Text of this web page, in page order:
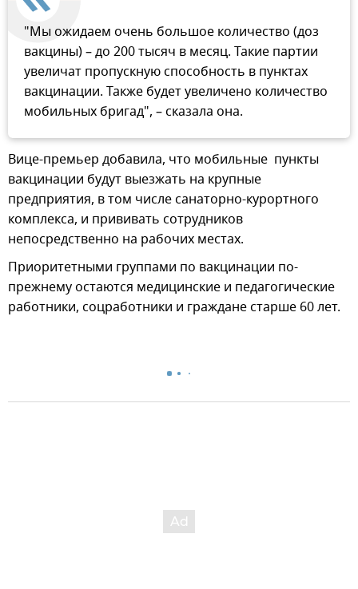
"Мы ожидаем очень большое количество (доз
вакцины) – до 200 тысяч в месяц. Такие партии
увеличат пропускную способность в пунктах
вакцинации. Также будет увеличено количество
мобильных бригад", – сказала она.
Вице-премьер добавила, что мобильные пункты
вакцинации будут выезжать на крупные
предприятия, в том числе санаторно-курортного
комплекса, и прививать сотрудников
непосредственно на рабочих местах.
Приоритетными группами по вакцинации по-
прежнему остаются медицинские и педагогические
работники, соцработники и граждане старше 60 лет.